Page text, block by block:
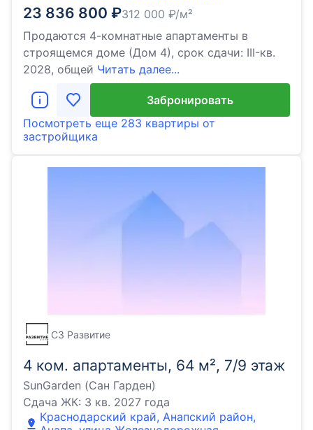
23 836 800 ₽312 000 ₽/м²
Продаются 4-комнатные апартаменты в
строящемся доме (Дом 4), срок сдачи: III-кв.
2028, общей Читать далее...
Забронировать
Посмотреть еще 283 квартиры от
застройщика
4 ком. апартаменты, 64 м², 7/9 этаж
SunGarden (Сан Гарден)
Сдача ЖК: 3 кв. 2027 года
Краснодарский край, Анапский район,
СЗ Развитие